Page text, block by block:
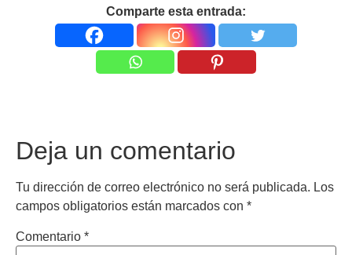
Comparte esta entrada:
Deja un comentario
Tu dirección de correo electrónico no será publicada. Los
campos obligatorios están marcados con *
Comentario *